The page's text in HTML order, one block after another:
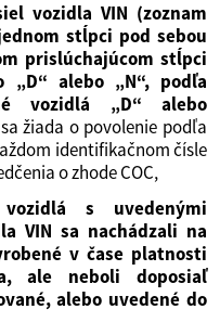
vozidla VIN (zoznam
stĺpci pod sebou
prislúchajúcom stĺpci
„D“ alebo „N“, podľa
vozidlá „D“ alebo
žiada o povolenie podľa
identifikačnom čísle
o zhode COC,
s uvedenými
VIN sa nachádzali na
v čase platnosti
ale neboli doposiaľ
alebo uvedené do